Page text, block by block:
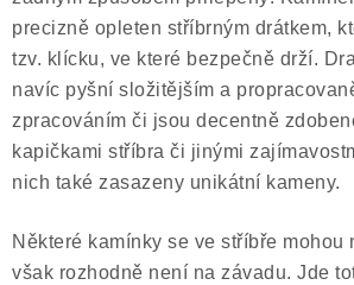
precizně opleten stříbrným drátkem,
tzv. klícku, ve které bezpečně drží.
navíc pyšní složitějším a
zpracováním či jsou decentně
kapičkami stříbra či jinými
nich také zasazeny unikátní kameny.
Některé kamínky se ve stříbře mohou
však rozhodně není na závadu. Jde